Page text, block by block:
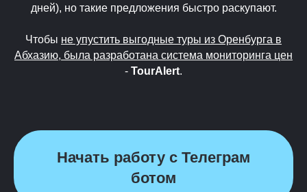
дней), но такие предложения быстро раскупают.
Чтобы не упустить выгодные туры из Оренбурга в
Абхазию, была разработана система мониторинга цен
- TourAlert.
Начать работу с Телеграм
ботом